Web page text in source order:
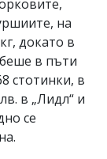
на
докато в
в пъти
стотинки, в
в „Лидл“ и
се